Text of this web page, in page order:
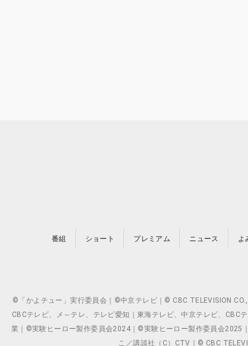
番組 ショート プレミアム ニュース よ
©「かよチュー」実行委員会｜©中京テレビ｜© CBC TELEVISION
CBCテレビ、メ～テレ、テレビ愛知｜東海テレビ、中京テレビ、
業｜©実験ヒーロー製作委員会2024｜©実験ヒーロー製作委員会2025
こ／講談社（C）CTV｜© CBC